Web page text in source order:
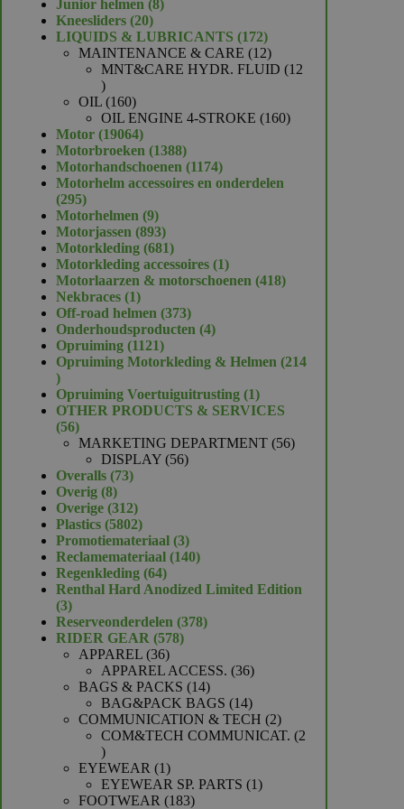
product
Junior helmen 88
Kneesliders 2020
producten
LIQUIDS & LUBRICANTS 172172
producten
MAINTENANCE & CARE 1212
producten
MNT&CARE HYDR. FLUID
12
12
producten
OIL 160160
producten
OIL ENGINE 4-STROKE 160160
Motor 1906419064
producten
Motorbroeken 13881388
producten
Motorhandschoenen 11741174
producten
Motorhelm accessoires en onderdelen
295295
producten
Motorhelmen 99
producten
Motorjassen 893893
producten
Motorkleding 681681
producten
Motorkleding accessoires 11
product
Motorlaarzen & motorschoenen 418418
Nekbraces 11
product
Off-road helmen 373373
producten
Onderhoudsproducten 44
Opruiming 11211121
producten
Opruiming Motorkleding & Helmen
214
214
producten
Opruiming Voertuiguitrusting 11
product
OTHER PRODUCTS & SERVICES
5656
producten
MARKETING DEPARTMENT 5656
DISPLAY 5656
Overalls 7373
Overig 88
producten
Overige 312312
producten
Plastics 58025802
producten
Promotiemateriaal 33
producten
Reclamemateriaal 140140
Regenkleding 6464
producten
Renthal Hard Anodized Limited Edition
33
producten
Reserveonderdelen 378378
RIDER GEAR 578578
APPAREL 3636
producten
APPAREL ACCESS. 3636
BAGS & PACKS 1414
producten
BAG&PACK BAGS 1414
producten
COMMUNICATION & TECH 22
producten
COM&TECH COMMUNICAT.
2
2
producten
EYEWEAR 11
product
EYEWEAR SP. PARTS 11
FOOTWEAR 183183